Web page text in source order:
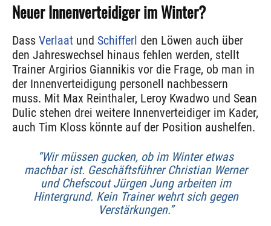
Neuer Innenverteidiger im Winter?
Dass Verlaat und Schifferl den Löwen auch über
den Jahreswechsel hinaus fehlen werden, stellt
Trainer Argirios Giannikis vor die Frage, ob man in
der Innenverteidigung personell nachbessern
muss. Mit Max Reinthaler, Leroy Kwadwo und Sean
Dulic stehen drei weitere Innenverteidiger im Kader,
auch Tim Kloss könnte auf der Position aushelfen.
“Wir müssen gucken, ob im Winter etwas
machbar ist. Geschäftsführer Christian Werner
und Chefscout Jürgen Jung arbeiten im
Hintergrund. Kein Trainer wehrt sich gegen
Verstärkungen.”